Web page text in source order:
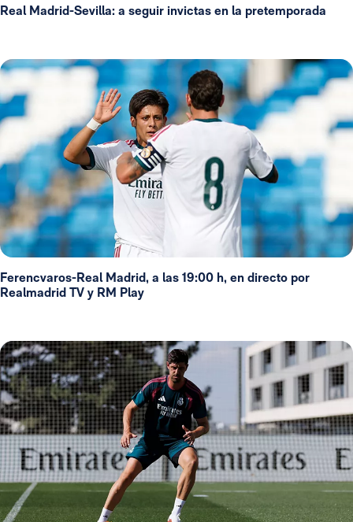
Real Madrid-Sevilla: a seguir invictas en la pretemporada
Ferencvaros-Real Madrid, a las 19:00 h, en directo por
Realmadrid TV y RM Play